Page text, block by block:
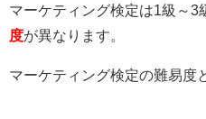
マーケティング検定は1級～3
度が異なります。
マーケティング検定の難易度